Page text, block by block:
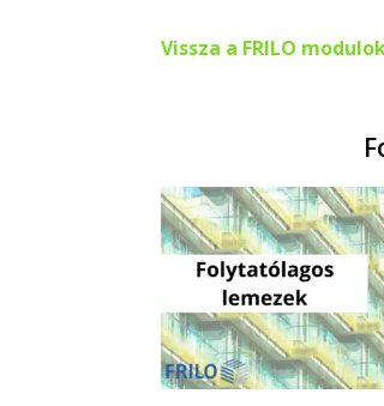
Vissza a FRILO